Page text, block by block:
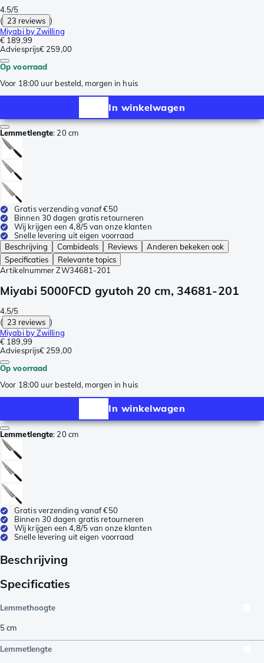
4.5/5
( 23 reviews )
Miyabi by Zwilling
€ 189,99
Adviesprijs€ 259,00
Op voorraad
Voor 18:00 uur besteld, morgen in huis
In winkelwagen
Lemmetlengte: 20 cm
Gratis verzending vanaf €50
Binnen 30 dagen gratis retourneren
Wij krijgen een 4,8/5 van onze klanten
Snelle levering uit eigen voorraad
Beschrijving
Combideals Reviews
Anderen bekeken ook
Specificaties
Relevante topics
Artikelnummer ZW34681-201
Miyabi 5000FCD gyutoh 20 cm, 34681-201
4.5/5
( 23 reviews )
Miyabi by Zwilling
€ 189,99
Adviesprijs€ 259,00
Op voorraad
Voor 18:00 uur besteld, morgen in huis
In winkelwagen
Lemmetlengte: 20 cm
Gratis verzending vanaf €50
Binnen 30 dagen gratis retourneren
Wij krijgen een 4,8/5 van onze klanten
Snelle levering uit eigen voorraad
Beschrijving
Specificaties
Lemmethoogte
5cm
Lemmetlengte